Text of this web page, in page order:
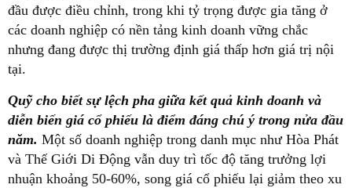
đầu được điều chỉnh, trong khi tỷ trọng được gia tăng ở
các doanh nghiệp có nền tảng kinh doanh vững chắc
nhưng đang được thị trường định giá thấp hơn giá trị nội
tại.
Quỹ cho biết sự lệch pha giữa kết quả kinh doanh và
diễn biến giá cổ phiếu là điểm đáng chú ý trong nửa đầu
năm. Một số doanh nghiệp trong danh mục như Hòa Phát
và Thế Giới Di Động vẫn duy trì tốc độ tăng trưởng lợi
nhuận khoảng 50-60%, song giá cổ phiếu lại giảm theo xu